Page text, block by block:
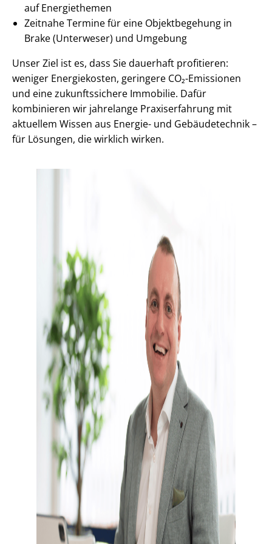
auf Energiethemen
Zeitnahe Termine für eine Objektbegehung in
Brake (Unterweser) und Umgebung
Unser Ziel ist es, dass Sie dauerhaft profitieren:
weniger Energiekosten, geringere CO₂-Emissionen
und eine zukunftssichere Immobilie. Dafür
kombinieren wir jahrelange Praxiserfahrung mit
aktuellem Wissen aus Energie- und Gebäudetechnik –
für Lösungen, die wirklich wirken.